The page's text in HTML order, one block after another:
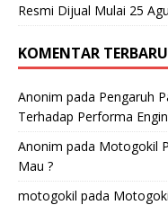
Resmi Dijual Mulai 25
KOMENTAR TERBARU
Anonim pada Pengaruh
Terhadap Performa
Anonim pada Motogokil
Mau ?
motogokil pada